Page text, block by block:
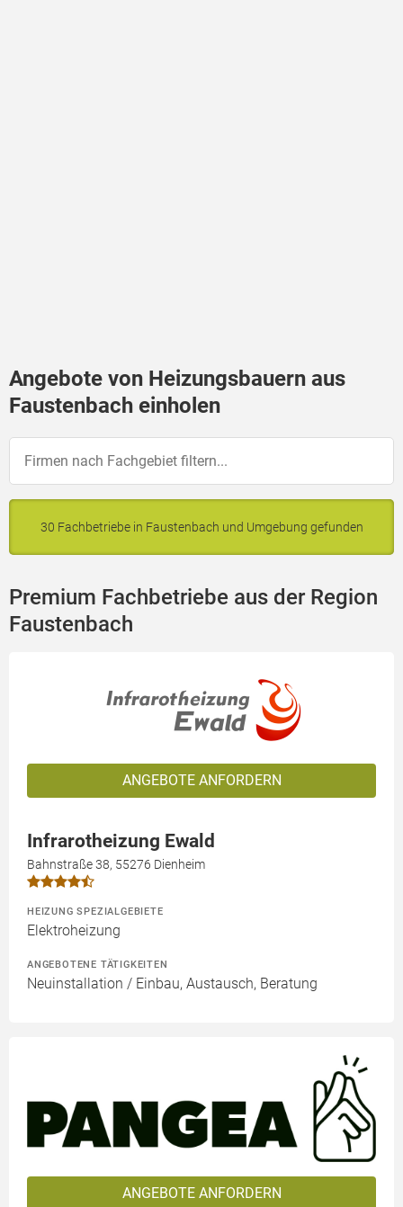
Angebote von Heizungsbauern aus
Faustenbach einholen
30 Fachbetriebe in Faustenbach und Umgebung gefunden
Premium Fachbetriebe aus der Region
Faustenbach
ANGEBOTE ANFORDERN
Infrarotheizung Ewald
Bahnstraße 38, 55276 Dienheim
HEIZUNG SPEZIALGEBIETE
Elektroheizung
ANGEBOTENE TÄTIGKEITEN
Neuinstallation / Einbau, Austausch, Beratung
ANGEBOTE ANFORDERN